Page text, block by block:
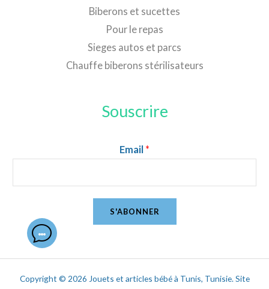
Biberons et sucettes
Pour le repas
Sieges autos et parcs
Chauffe biberons stérilisateurs
Souscrire
Email *
S'ABONNER
Copyright © 2026 Jouets et articles bébé à Tunis, Tunisie. Site